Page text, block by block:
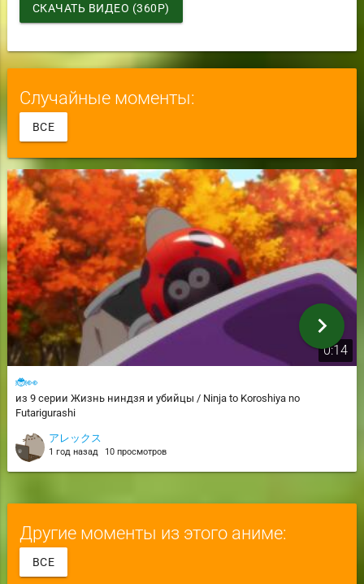
СКАЧАТЬ ВИДЕО (360P)
Случайные моменты:
ВСЕ
0:14
🐞👀
из 9 серии Жизнь ниндзя и убийцы / Ninja to Koroshiya no
Futarigurashi
アレックス
1 год назад 10 просмотров
chevron_right
Другие моменты из этого аниме:
ВСЕ